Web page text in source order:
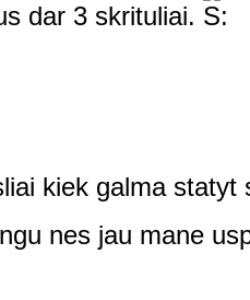
dar 3 skrituliai.
kiek galma
nes jau mane